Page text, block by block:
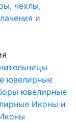
чехлы,
и
ювелирные
ювелирные
Иконы и